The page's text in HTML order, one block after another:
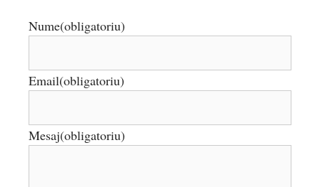
Nume(obligatoriu)
Email(obligatoriu)
Mesaj(obligatoriu)